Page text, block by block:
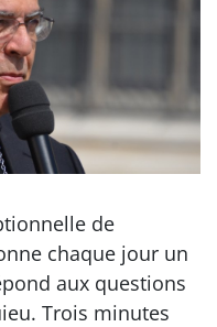
de
chaque jour un
aux questions
Trois minutes